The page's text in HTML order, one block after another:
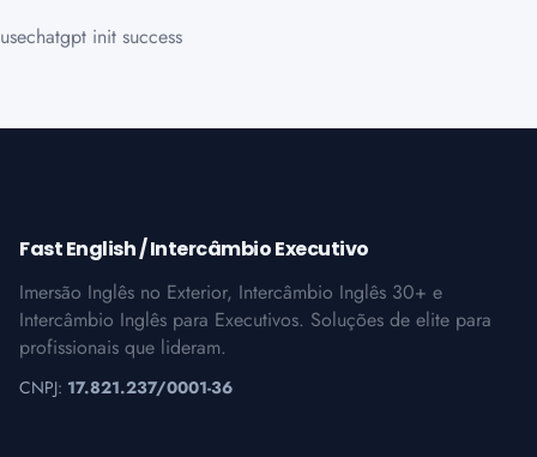
usechatgpt init success
Fast English / Intercâmbio Executivo
Imersão Inglês no Exterior, Intercâmbio Inglês 30+ e
Intercâmbio Inglês para Executivos. Soluções de elite para
profissionais que lideram.
CNPJ: 17.821.237/0001-36